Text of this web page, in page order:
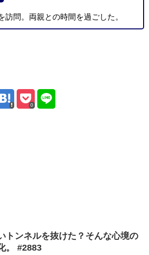
訪問。両親との時間を過ごした。
0
トンネルを抜けた？そんな心境の
。 #2883